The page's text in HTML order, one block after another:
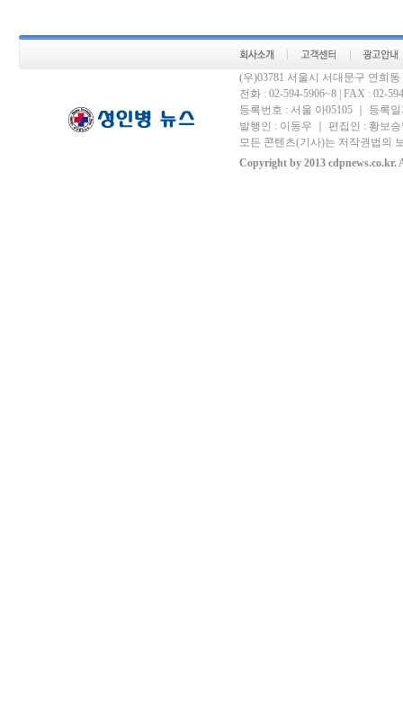
(우)03781 서울시 서대문구 연희
전화 : 02-594-5906~8 | FAX : 02-
등록번호 : 서울 아05105 ｜ 등록
발행인 : 이동우 ｜ 편집인 : 황보
모든 콘텐츠(기사)는 저작권법의
Copyright by 2013 cdpnews.co.kr.